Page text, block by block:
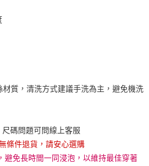
質，清洗方式建議手洗為主，避免機洗
碼問題可問線上客服
條件退貨，請安心選購
免長時間一同浸泡，以維持最佳穿著